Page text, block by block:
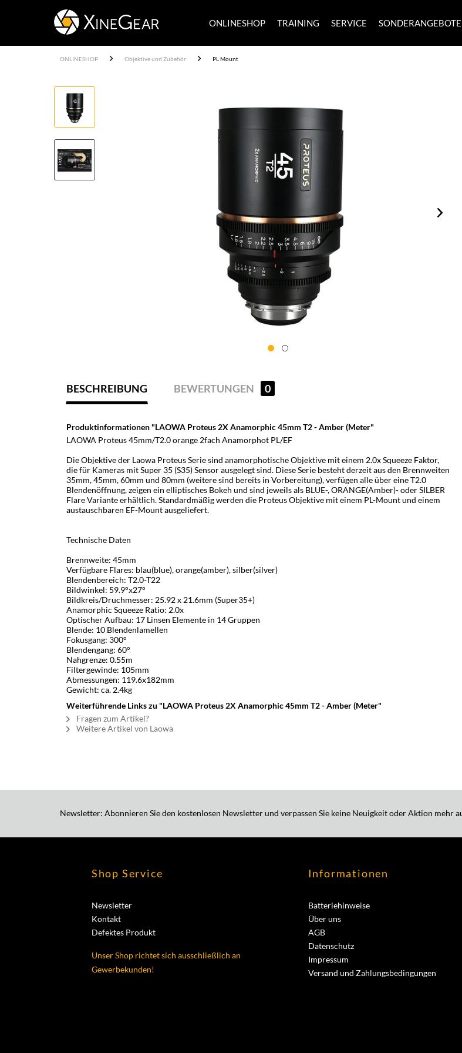
ONLINESHOP TRAINING SERVICE SONDERANGEBOTE
ONLINESHOP Objektive und Zubehör PL Mount
BESCHREIBUNG BEWERTUNGEN 0
Produktinformationen "LAOWA Proteus 2X Anamorphic 45mm T2 - Amber (Meter"
LAOWA Proteus 45mm/T2.0 orange 2fach Anamorphot PL/EF
Die Objektive der Laowa Proteus Serie sind anamorphotische Objektive mit einem 2.0x Squeeze Faktor,
die für Kameras mit Super 35 (S35) Sensor ausgelegt sind. Diese Serie besteht derzeit aus den Brennweiten
35mm, 45mm, 60mm und 80mm (weitere sind bereits in Vorbereitung), verfügen alle über eine T2.0
Blendenöffnung, zeigen ein elliptisches Bokeh und sind jeweils als BLUE-, ORANGE(Amber)- oder SILBER
Flare Variante erhältlich. Standardmäßig werden die Proteus Objektive mit einem PL-Mount und einem
austauschbaren EF-Mount ausgeliefert.
Technische Daten
Brennweite: 45mm
Verfügbare Flares: blau(blue), orange(amber), silber(silver)
Blendenbereich: T2.0-T22
Bildwinkel: 59.9°x27°
Bildkreis/Druchmesser: 25.92 x 21.6mm (Super35+)
Anamorphic Squeeze Ratio: 2.0x
Optischer Aufbau: 17 Linsen Elemente in 14 Gruppen
Blende: 10 Blendenlamellen
Fokusgang: 300°
Blendengang: 60°
Nahgrenze: 0.55m
Filtergewinde: 105mm
Abmessungen: 119.6x182mm
Gewicht: ca. 2.4kg
Weiterführende Links zu "LAOWA Proteus 2X Anamorphic 45mm T2 - Amber (Meter"
Fragen zum Artikel?
Weitere Artikel von Laowa
Newsletter: Abonnieren Sie den kostenlosen Newsletter und verpassen Sie keine Neuigkeit oder Aktion mehr
Shop Service
Newsletter
Kontakt
Defektes Produkt
Unser Shop richtet sich ausschließlich an
Gewerbekunden!
Informationen
Batteriehinweise
Über uns
AGB
Datenschutz
Impressum
Versand und Zahlungsbedingungen